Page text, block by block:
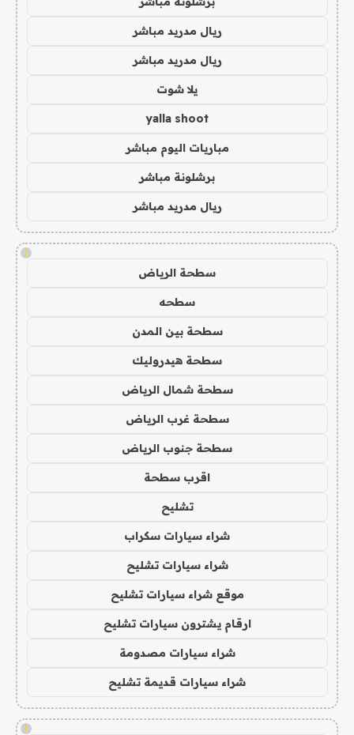
ريال مدريد مباشر
ريال مدريد مباشر
يلا شوت
yalla shoot
مباريات اليوم مباشر
برشلونة مباشر
ريال مدريد مباشر
!
سطحة الرياض
سطحه
سطحة بين المدن
سطحة هيدروليك
سطحة شمال الرياض
سطحة غرب الرياض
سطحة جنوب الرياض
اقرب سطحة
تشليح
شراء سيارات سكراب
شراء سيارات تشليح
موقع شراء سيارات تشليح
ارقام يشترون سيارات تشليح
شراء سيارات مصدومة
شراء سيارات قديمة تشليح
!